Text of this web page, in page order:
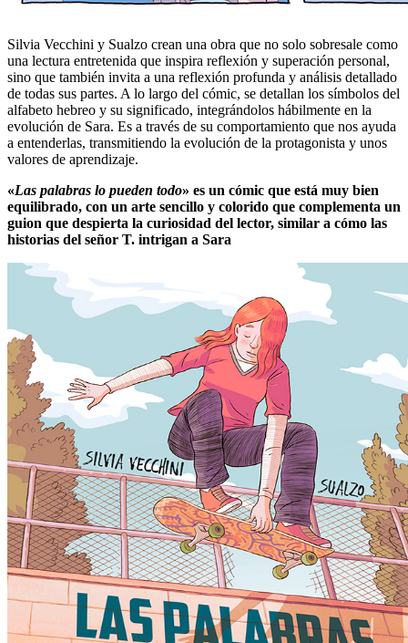
Silvia Vecchini y Sualzo crean una obra que no solo sobresale como
una lectura entretenida que inspira reflexión y superación personal,
sino que también invita a una reflexión profunda y análisis detallado
de todas sus partes. A lo largo del cómic, se detallan los símbolos del
alfabeto hebreo y su significado, integrándolos hábilmente en la
evolución de Sara. Es a través de su comportamiento que nos ayuda
a entenderlas, transmitiendo la evolución de la protagonista y unos
valores de aprendizaje.
«Las palabras lo pueden todo» es un cómic que está muy bien
equilibrado, con un arte sencillo y colorido que complementa un
guion que despierta la curiosidad del lector, similar a cómo las
historias del señor T. intrigan a Sara